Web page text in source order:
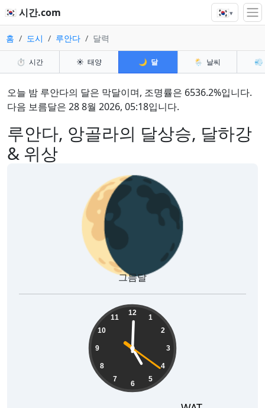
🇰🇷 시간.com 🇰🇷▾
홈 도시 루안다 달력
⏱️ 시간 ☀️ 태양 🌙 달 🌦️ 날씨 💨
루안다, 앙골라의 달상승, 달하강
& 위상
오늘 밤 루안다의 달은 막달이며, 조명률은 6536.2%입니다.
다음 보름달은 28 8월 2026, 05:18입니다.
🌘
그믐달
12
1
2
3
4
5
6
7
8
9
10
11